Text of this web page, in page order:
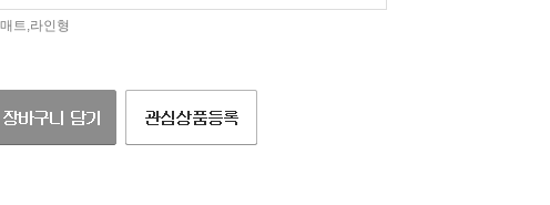
트,라인형